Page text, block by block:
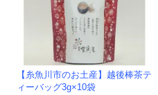
【糸魚川市のお土産】越後棒茶テ
ィーバッグ3g×10袋